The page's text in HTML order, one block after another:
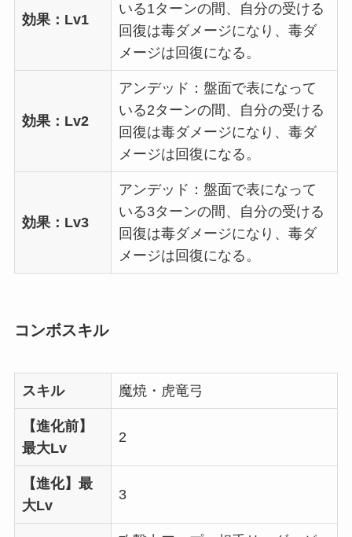
効果：Lv1
いる1ターンの間、自分の受ける
回復は毒ダメージになり、毒ダ
メージは回復になる。
効果：Lv2
アンデッド：盤面で表になって
いる2ターンの間、自分の受ける
回復は毒ダメージになり、毒ダ
メージは回復になる。
効果：Lv3
アンデッド：盤面で表になって
いる3ターンの間、自分の受ける
回復は毒ダメージになり、毒ダ
メージは回復になる。
コンボスキル
スキル 魔焼・虎竜弓
【進化前】
最大Lv
2
【進化】最
大Lv
3